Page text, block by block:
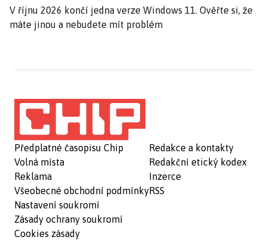
V říjnu 2026 končí jedna verze Windows 11. Ověřte si, že
máte jinou a nebudete mít problém
Předplatné časopisu Chip
Volná místa
Reklama
Všeobecné obchodní podmínky
Nastavení soukromí
Zásady ochrany soukromí
Cookies zásady
Redakce a kontakty
Redakční etický kodex
Inzerce
RSS